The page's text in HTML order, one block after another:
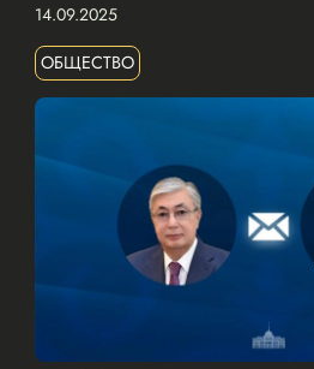
14.09.2025
ОБЩЕСТВО